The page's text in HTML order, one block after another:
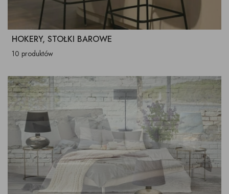
HOKERY, STOŁKI BAROWE
10 produktów